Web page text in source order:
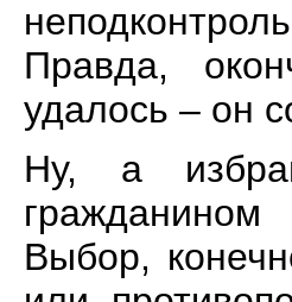
Правда,
удалось – он
Ну, а
гражданином
Выбор,